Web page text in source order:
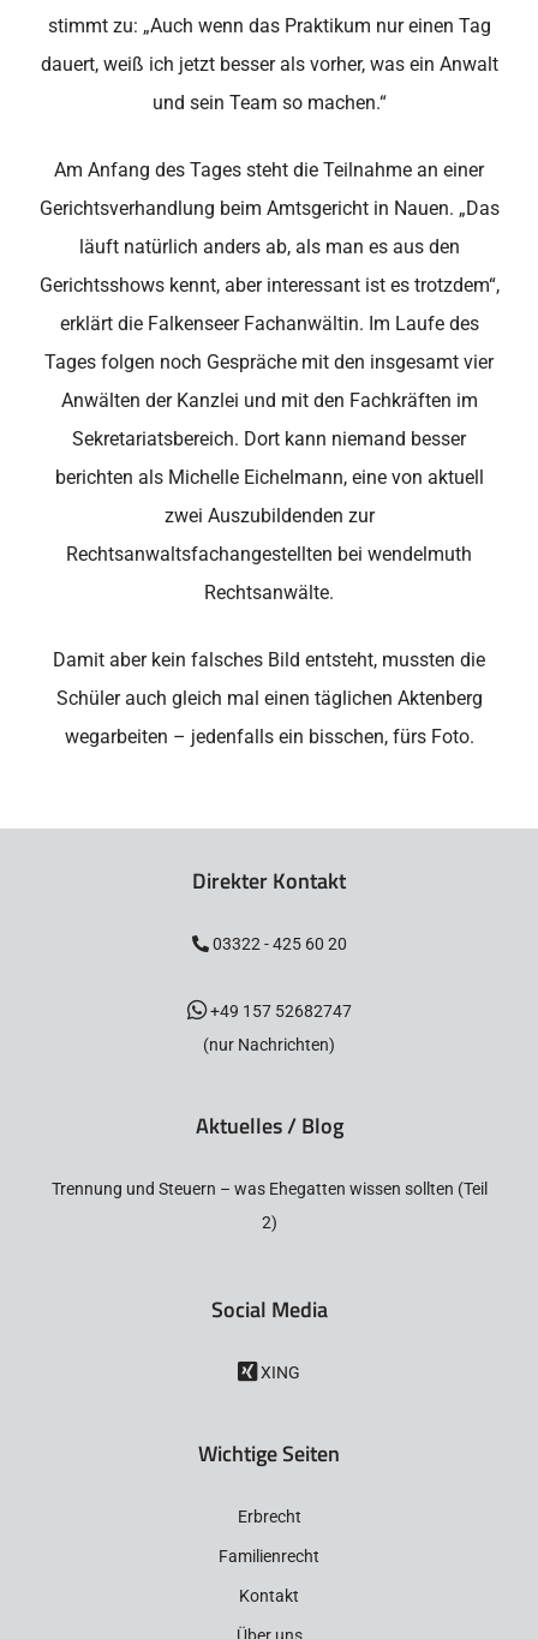
stimmt zu: „Auch wenn das Praktikum nur einen Tag
dauert, weiß ich jetzt besser als vorher, was ein Anwalt
und sein Team so machen.“
Am Anfang des Tages steht die Teilnahme an einer
Gerichtsverhandlung beim Amtsgericht in Nauen. „Das
läuft natürlich anders ab, als man es aus den
Gerichtsshows kennt, aber interessant ist es trotzdem“,
erklärt die Falkenseer Fachanwältin. Im Laufe des
Tages folgen noch Gespräche mit den insgesamt vier
Anwälten der Kanzlei und mit den Fachkräften im
Sekretariatsbereich. Dort kann niemand besser
berichten als Michelle Eichelmann, eine von aktuell
zwei Auszubildenden zur
Rechtsanwaltsfachangestellten bei wendelmuth
Rechtsanwälte.
Damit aber kein falsches Bild entsteht, mussten die
Schüler auch gleich mal einen täglichen Aktenberg
wegarbeiten – jedenfalls ein bisschen, fürs Foto.
Direkter Kontakt
03322 - 425 60 20
+49 157 52682747
(nur Nachrichten)
Aktuelles / Blog
Trennung und Steuern – was Ehegatten wissen sollten (Teil
2)
Social Media
XING
Wichtige Seiten
Erbrecht
Familienrecht
Kontakt
Über uns